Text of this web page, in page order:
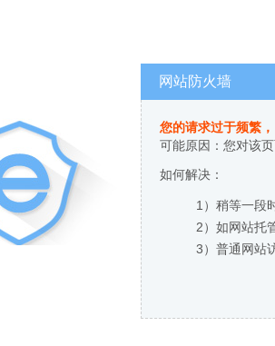
网站防火墙
您的请求过于频繁
可能原因：您对该
如何解决：
1）稍等一段
2）如网站托
3）普通网站